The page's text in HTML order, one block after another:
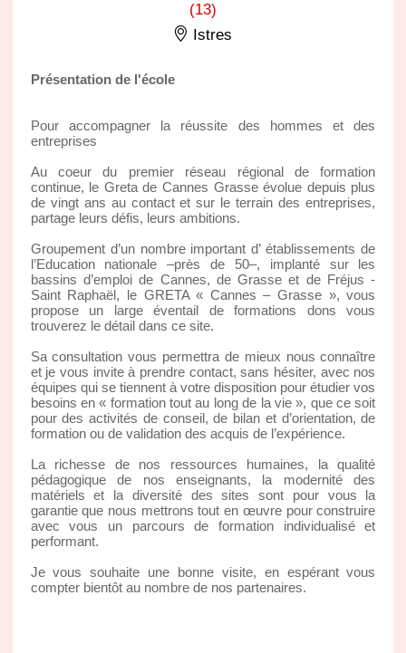
(13)
Istres
Présentation de l'école
Pour accompagner la réussite des hommes et des
entreprises
Au coeur du premier réseau régional de formation
continue, le Greta de Cannes Grasse évolue depuis plus
de vingt ans au contact et sur le terrain des entreprises,
partage leurs défis, leurs ambitions.
Groupement d’un nombre important d’ établissements de
l’Education nationale –près de 50–, implanté sur les
bassins d’emploi de Cannes, de Grasse et de Fréjus -
Saint Raphaël, le GRETA « Cannes – Grasse », vous
propose un large éventail de formations dons vous
trouverez le détail dans ce site.
Sa consultation vous permettra de mieux nous connaître
et je vous invite à prendre contact, sans hésiter, avec nos
équipes qui se tiennent à votre disposition pour étudier vos
besoins en « formation tout au long de la vie », que ce soit
pour des activités de conseil, de bilan et d’orientation, de
formation ou de validation des acquis de l’expérience.
La richesse de nos ressources humaines, la qualité
pédagogique de nos enseignants, la modernité des
matériels et la diversité des sites sont pour vous la
garantie que nous mettrons tout en œuvre pour construire
avec vous un parcours de formation individualisé et
performant.
Je vous souhaite une bonne visite, en espérant vous
compter bientôt au nombre de nos partenaires.